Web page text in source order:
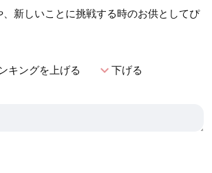
新しいことに挑戦する時のお供としてぴ
キングを上げる expand_more下げる